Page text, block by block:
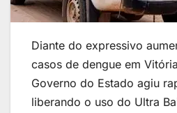
Diante do expressivo
casos de dengue em
Governo do Estado agiu
liberando o uso do Ultra